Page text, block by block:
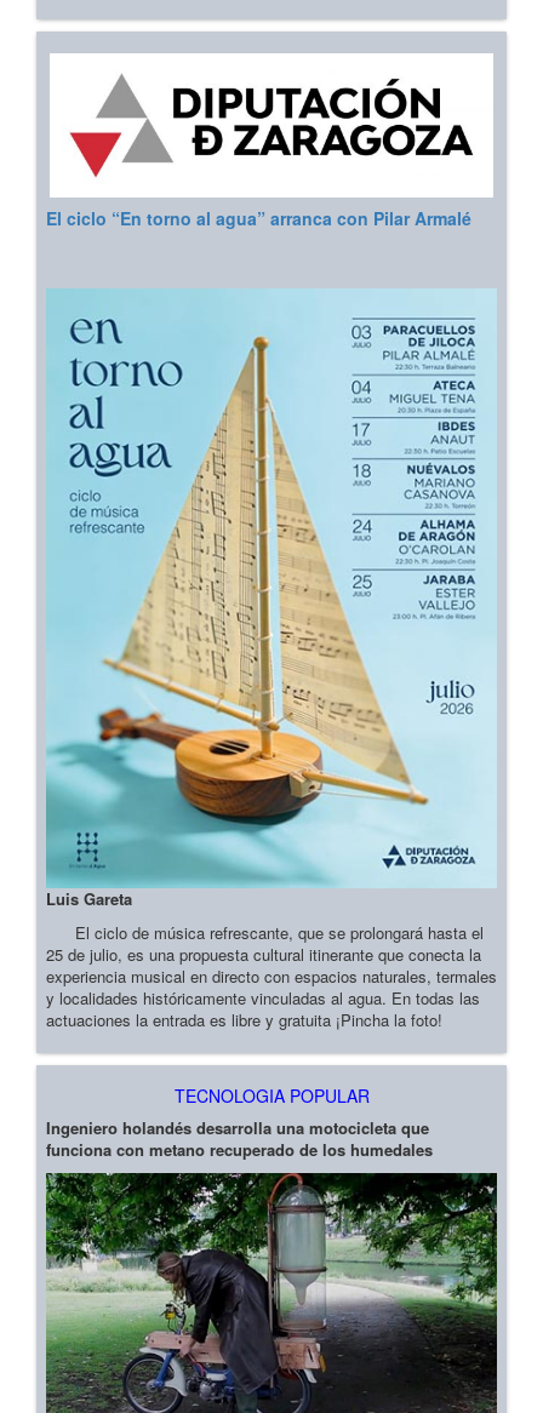
El ciclo “En torno al agua” arranca con Pilar Armalé
Luis Gareta
El ciclo de música refrescante, que se prolongará hasta el
25 de julio, es una propuesta cultural itinerante que conecta la
experiencia musical en directo con espacios naturales, termales
y localidades históricamente vinculadas al agua. En todas las
actuaciones la entrada es libre y gratuita ¡Pincha la foto!
TECNOLOGIA POPULAR
Ingeniero holandés desarrolla una motocicleta que
funciona con metano recuperado de los humedales